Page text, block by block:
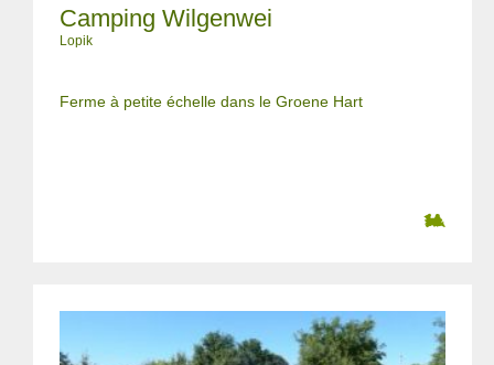
Camping Wilgenwei
Lopik
Ferme à petite échelle dans le Groene Hart